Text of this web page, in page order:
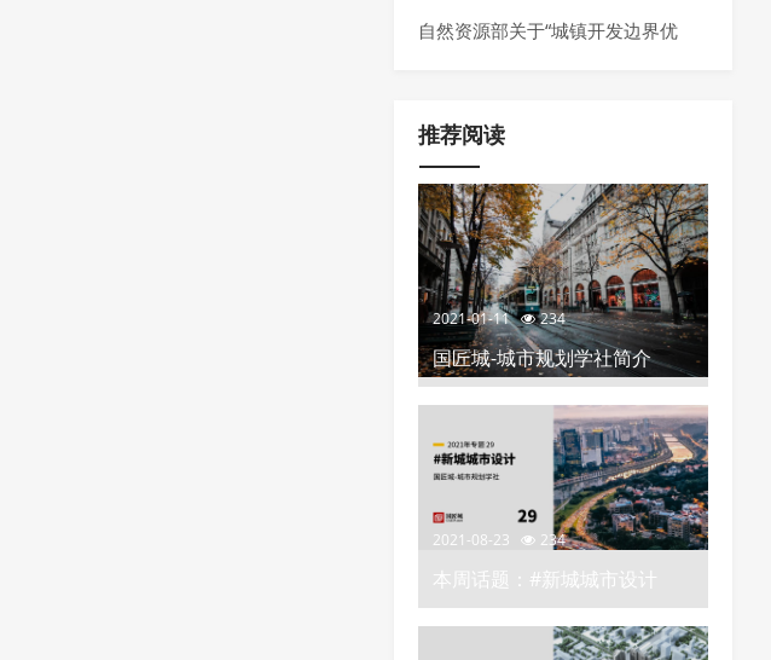
量发展的通知
—2035 年）》发布，明确城市更新
新项目负面清单
自然资源部关于“城镇开发边界优
推荐阅读
2021-01-11 234
国匠城-城市规划学社简介
2021-08-23 234
本周话题：#新城城市设计
——城市规划学社知识星球